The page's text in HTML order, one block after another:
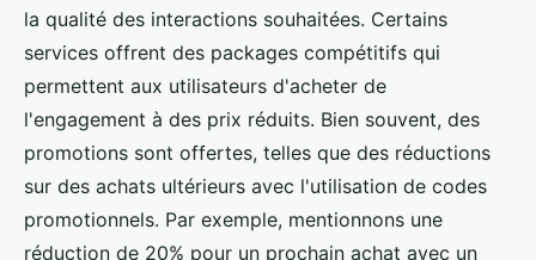
la qualité des interactions souhaitées. Certains
services offrent des packages compétitifs qui
permettent aux utilisateurs d'acheter de
l'engagement à des prix réduits. Bien souvent, des
promotions sont offertes, telles que des réductions
sur des achats ultérieurs avec l'utilisation de codes
promotionnels. Par exemple, mentionnons une
réduction de 20% pour un prochain achat avec un